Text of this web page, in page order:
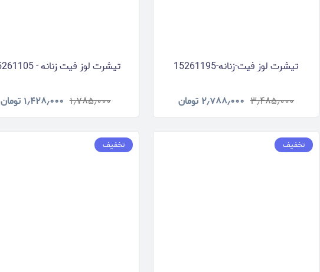
تیشرت لوز فیت-زنانه-15261195
۳٫۴۸۵٫۰۰۰ ۲٫۷۸۸٫۰۰۰ تومان
تیشرت لوز فیت زنانه - 15261105
۱٫۷۸۵٫۰۰۰ ۱٫۴۲۸٫۰۰۰ تومان
تخفیف تخفیف